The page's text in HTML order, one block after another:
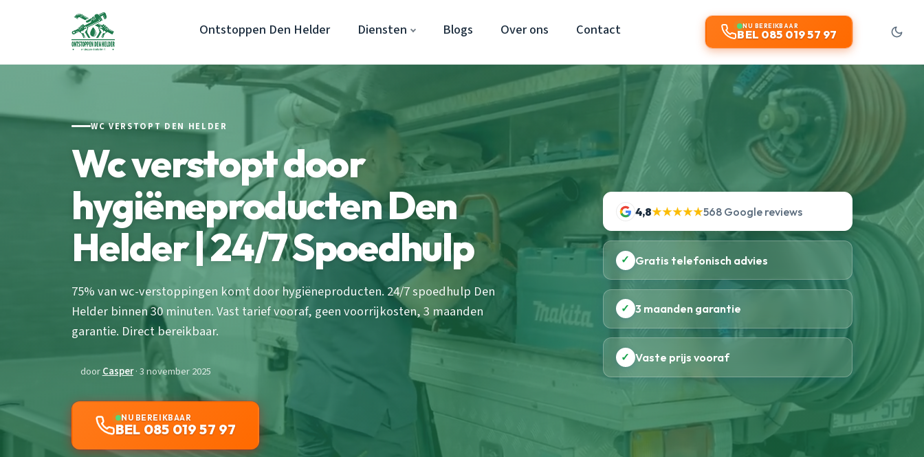
Ontstoppen Den Helder Diensten Blogs Over ons Contact NU BEREIKBAAR
BEL 085 019 57 97
WC VERSTOPT DEN HELDER
Wc verstopt door
hygiëneproducten Den
Helder | 24/7 Spoedhulp
75% van wc-verstoppingen komt door hygiëneproducten. 24/7 spoedhulp Den
Helder binnen 30 minuten. Vast tarief vooraf, geen voorrijkosten, 3 maanden
garantie. Direct bereikbaar.
doorCasper· 3 november 2025
NU BEREIKBAAR
BEL 085 019 57 97
4,8★★★★★568 Google reviews
✓ Gratis telefonisch advies
✓ 3 maanden garantie
✓ Vaste prijs vooraf